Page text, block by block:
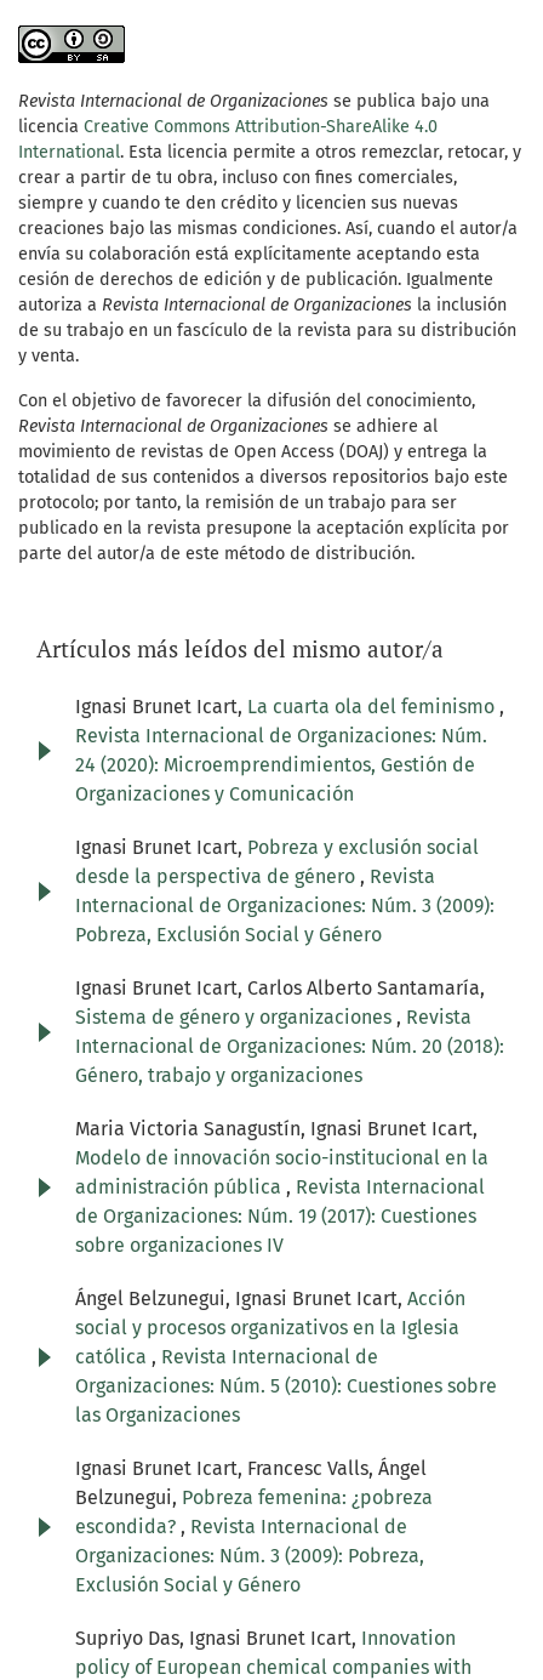
Revista Internacional de Organizaciones se publica bajo una
licencia Creative Commons Attribution-ShareAlike 4.0
International. Esta licencia permite a otros remezclar, retocar, y
crear a partir de tu obra, incluso con fines comerciales,
siempre y cuando te den crédito y licencien sus nuevas
creaciones bajo las mismas condiciones. Así, cuando el autor/a
envía su colaboración está explícitamente aceptando esta
cesión de derechos de edición y de publicación. Igualmente
autoriza a Revista Internacional de Organizaciones la inclusión
de su trabajo en un fascículo de la revista para su distribución
y venta.
Con el objetivo de favorecer la difusión del conocimiento,
Revista Internacional de Organizaciones se adhiere al
movimiento de revistas de Open Access (DOAJ) y entrega la
totalidad de sus contenidos a diversos repositorios bajo este
protocolo; por tanto, la remisión de un trabajo para ser
publicado en la revista presupone la aceptación explícita por
parte del autor/a de este método de distribución.
Artículos más leídos del mismo autor/a
Ignasi Brunet Icart, La cuarta ola del feminismo ,
Revista Internacional de Organizaciones: Núm.
24 (2020): Microemprendimientos, Gestión de
Organizaciones y Comunicación
Ignasi Brunet Icart, Pobreza y exclusión social
desde la perspectiva de género , Revista
Internacional de Organizaciones: Núm. 3 (2009):
Pobreza, Exclusión Social y Género
Ignasi Brunet Icart, Carlos Alberto Santamaría,
Sistema de género y organizaciones , Revista
Internacional de Organizaciones: Núm. 20 (2018):
Género, trabajo y organizaciones
Maria Victoria Sanagustín, Ignasi Brunet Icart,
Modelo de innovación socio-institucional en la
administración pública , Revista Internacional
de Organizaciones: Núm. 19 (2017): Cuestiones
sobre organizaciones IV
Ángel Belzunegui, Ignasi Brunet Icart, Acción
social y procesos organizativos en la Iglesia
católica , Revista Internacional de
Organizaciones: Núm. 5 (2010): Cuestiones sobre
las Organizaciones
Ignasi Brunet Icart, Francesc Valls, Ángel
Belzunegui, Pobreza femenina: ¿pobreza
escondida? , Revista Internacional de
Organizaciones: Núm. 3 (2009): Pobreza,
Exclusión Social y Género
Supriyo Das, Ignasi Brunet Icart, Innovation
policy of European chemical companies with